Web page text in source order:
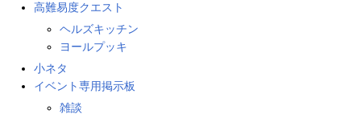
高難易度クエスト
ヘルズキッチン
ヨールプッキ
小ネタ
イベント専用掲示板
雑談